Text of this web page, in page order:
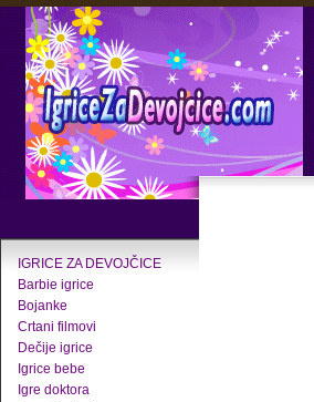
IGRICE ZA DEVOJČICE
Barbie igrice
Bojanke
Crtani filmovi
Dečije igrice
Igrice bebe
Igre doktora